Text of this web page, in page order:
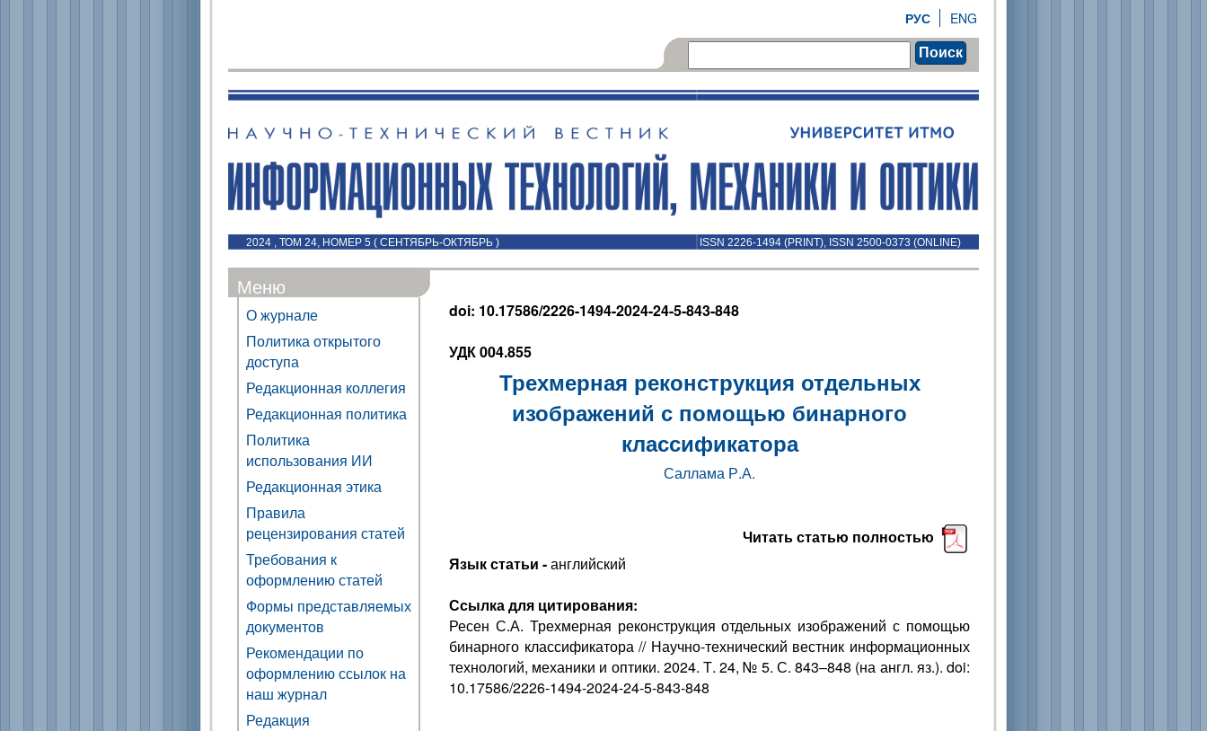
ENG
РУС
Поиск
2024 , ТОМ 24, НОМЕР 5 ( СЕНТЯБРЬ-ОКТЯБРЬ ) ISSN 2226-1494 (PRINT), ISSN 2500-0373 (ONLINE)
Меню
О журнале
Политика открытого
доступа
Редакционная коллегия
Редакционная политика
Политика
использования ИИ
Редакционная этика
Правила
рецензирования статей
Требования к
оформлению статей
Формы представляемых
документов
Рекомендации по
оформлению ссылок на
наш журнал
Редакция
doi: 10.17586/2226-1494-2024-24-5-843-848
УДК 004.855
Трехмерная реконструкция отдельных
изображений с помощью бинарного
классификатора
Саллама Р.А.
Читать статью полностью
Язык статьи -английский
Ссылка для цитирования:
Ресен С.А. Трехмерная реконструкция отдельных изображений с помощью
бинарного классификатора // Научно-технический вестник информационных
технологий, механики и оптики. 2024. Т. 24, № 5. С. 843–848 (на англ. яз.). doi:
10.17586/2226-1494-2024-24-5-843-848